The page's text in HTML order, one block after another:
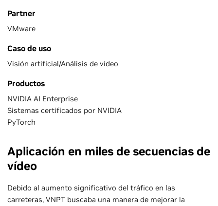
Partner
VMware
Caso de uso
Visión artificial/Análisis de vídeo
Productos
NVIDIA AI Enterprise
Sistemas certificados por NVIDIA
PyTorch
Aplicación en miles de secuencias de
vídeo
Debido al aumento significativo del tráfico en las
carreteras, VNPT buscaba una manera de mejorar la